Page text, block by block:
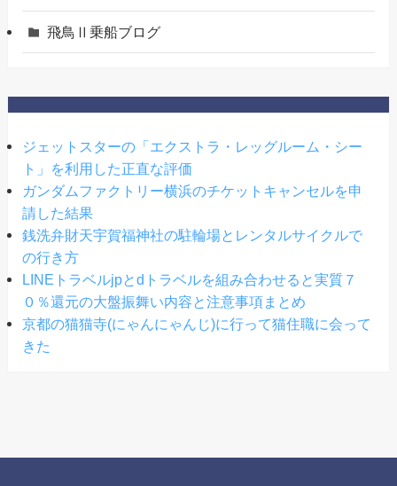
飛鳥Ⅱ乗船ブログ
ジェットスターの「エクストラ・レッグルーム・シー
ト」を利用した正直な評価
ガンダムファクトリー横浜のチケットキャンセルを申
請した結果
銭洗弁財天宇賀福神社の駐輪場とレンタルサイクルで
の行き方
LINEトラベルjpとdトラベルを組み合わせると実質７
０％還元の大盤振舞い内容と注意事項まとめ
京都の猫猫寺(にゃんにゃんじ)に行って猫住職に会って
きた